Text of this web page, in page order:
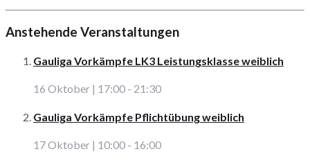
Anstehende Veranstaltungen
Gauliga Vorkämpfe LK3 Leistungsklasse weiblich
16 Oktober | 17:00 - 21:30
Gauliga Vorkämpfe Pflichtübung weiblich
17 Oktober | 10:00 - 16:00